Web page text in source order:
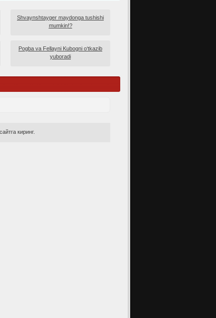
Shvaynshtayger maydonga tushishi
mumkin!?
Pogba va Fellayni Kubogni o‘tkazib
yuboradi
киринг.